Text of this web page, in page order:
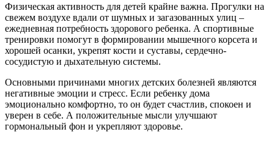
Физическая активность для детей крайне важна. Прогулки на
свежем воздухе вдали от шумных и загазованных улиц –
ежедневная потребность здорового ребенка. А спортивные
тренировки помогут в формировании мышечного корсета и
хорошей осанки, укрепят кости и суставы, сердечно-
сосудистую и дыхательную системы.
Основными причинами многих детских болезней являются
негативные эмоции и стресс. Если ребенку дома
эмоционально комфортно, то он будет счастлив, спокоен и
уверен в себе. А положительные мысли улучшают
гормональный фон и укрепляют здоровье.